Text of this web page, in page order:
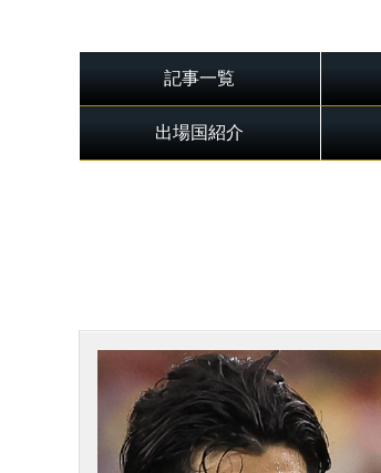
記事一覧
出場国紹介